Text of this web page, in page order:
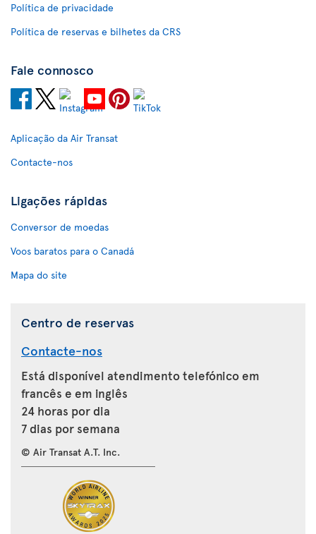
Política de privacidade
Política de reservas e bilhetes da CRS
Fale connosco
Aplicação da Air Transat
Contacte-nos
Ligações rápidas
Conversor de moedas
Voos baratos para o Canadá
Mapa do site
Centro de reservas
Contacte-nos
Está disponível atendimento telefónico em
francês e em inglês
24 horas por dia
7 dias por semana
© Air Transat A.T. Inc.